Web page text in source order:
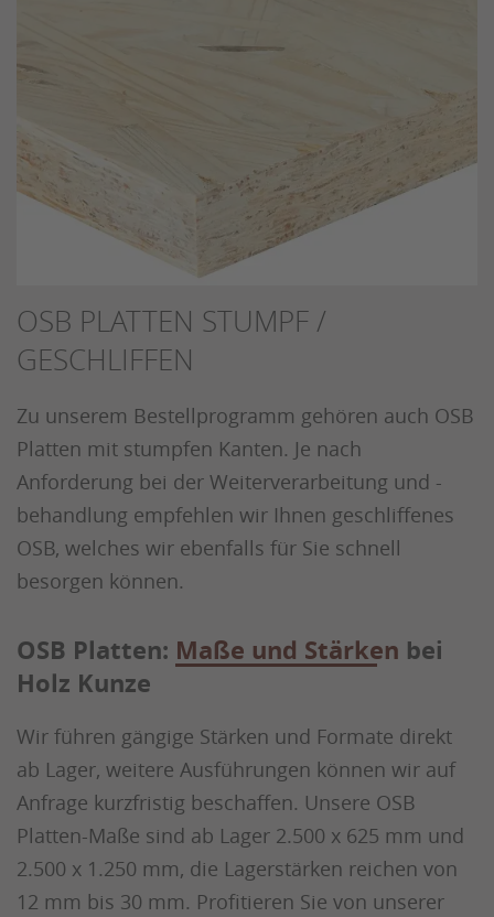
OSB PLATTEN STUMPF /
GESCHLIFFEN
Zu unserem Bestellprogramm gehören auch OSB
Platten mit stumpfen Kanten. Je nach
Anforderung bei der Weiterverarbeitung und -
behandlung empfehlen wir Ihnen geschliffenes
OSB, welches wir ebenfalls für Sie schnell
besorgen können.
OSB Platten: Maße und Stärken bei
Holz Kunze
Wir führen gängige Stärken und Formate direkt
ab Lager, weitere Ausführungen können wir auf
Anfrage kurzfristig beschaffen. Unsere OSB
Platten-Maße sind ab Lager 2.500 x 625 mm und
2.500 x 1.250 mm, die Lagerstärken reichen von
12 mm bis 30 mm. Profitieren Sie von unserer